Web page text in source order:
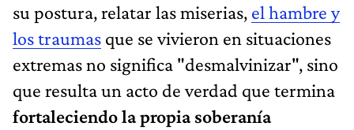
su postura, relatar las miserias, el hambre y
los traumas que se vivieron en situaciones
extremas no significa "desmalvinizar", sino
que resulta un acto de verdad que termina
fortaleciendo la propia soberanía